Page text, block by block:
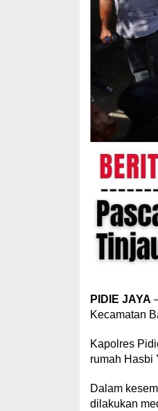
PIDIE JAYA
Kecamatan
Kapolres
rumah Hasbi
Dalam
dilakukan